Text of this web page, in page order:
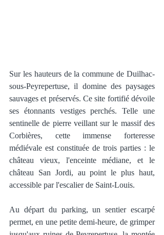
Sur les hauteurs de la commune de Duilhac-
sous-Peyrepertuse, il domine des paysages
sauvages et préservés. Ce site fortifié dévoile
ses étonnants vestiges perchés. Telle une
sentinelle de pierre veillant sur le massif des
Corbières, cette immense forteresse
médiévale est constituée de trois parties : le
château vieux, l'enceinte médiane, et le
château San Jordi, au point le plus haut,
accessible par l'escalier de Saint-Louis.
Au départ du parking, un sentier escarpé
permet, en une petite demi-heure, de grimper